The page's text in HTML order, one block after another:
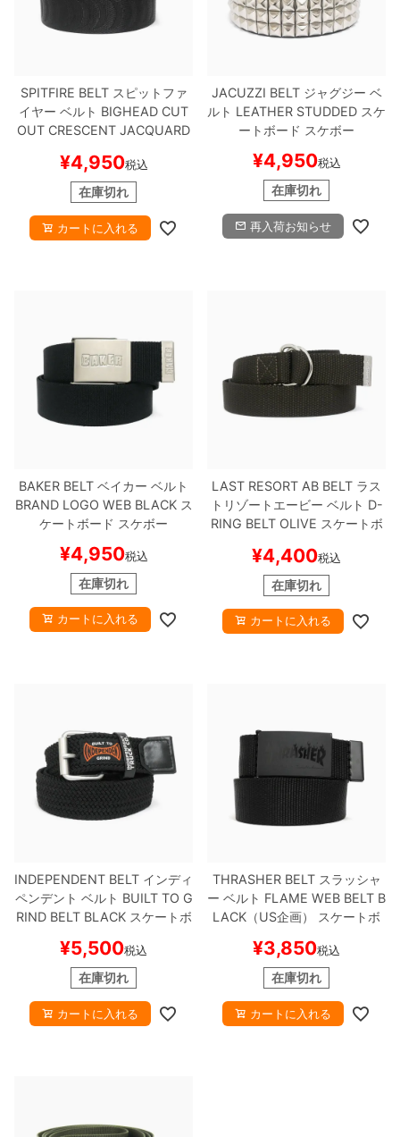
SPITFIRE BELTスピットファ
イヤー ベルト BIGHEAD CUT
OUT CRESCENT JACQUARD
ボード スケボー
¥4,950税込
在庫切れ
カートに入れる
JACUZZI BELTジャグジー ベ
ルト LEATHER STUDDED スケ
ートボード スケボー
¥4,950税込
在庫切れ
再入荷お知らせ
BAKER BELT ベイカー ベルト
BRAND LOGO WEBBLACKス
ケートボード スケボー
¥4,950税込
在庫切れ
カートに入れる
LAST RESORT AB BELT ラス
トリゾートエービー ベルト D-
RING BELTOLIVE スケートボ
¥4,400税込
在庫切れ
カートに入れる
INDEPENDENT BELT インディ
ペンデント ベルト BUILT TO G
RIND BELTBLACKスケートボ
¥5,500税込
在庫切れ
カートに入れる
THRASHER BELTスラッシャ
ー ベルト FLAME WEB BELT B
LACK（US企画）
スケートボ
¥3,850税込
在庫切れ
カートに入れる